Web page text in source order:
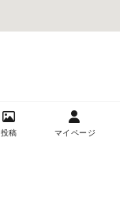
投稿 マイページ